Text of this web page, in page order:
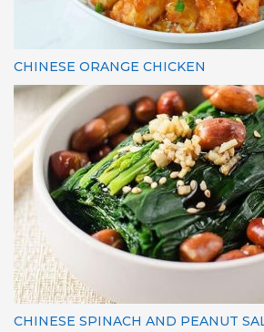
CHINESE ORANGE CHICKEN
CHINESE SPINACH AND PEANUT